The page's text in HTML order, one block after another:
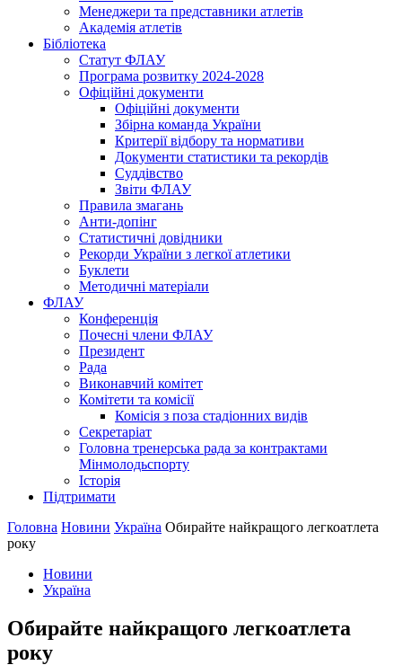
Менеджери та представники атлетів
Академія атлетів
Бібліотека
Статут ФЛАУ
Програма розвитку 2024-2028
Офіційні документи
Офіційні документи
Збірна команда України
Критерії відбору та нормативи
Документи статистики та рекордів
Суддівство
Звіти ФЛАУ
Правила змагань
Анти-допінг
Статистичні довідники
Рекорди України з легкої атлетики
Буклети
Методичні матеріали
ФЛАУ
Конференція
Почесні члени ФЛАУ
Президент
Рада
Виконавчий комітет
Комітети та комісії
Комісія з поза стадіонних видів
Секретаріат
Головна тренерська рада за контрактами
Мінмолодьспорту
Історія
Підтримати
Головна Новини Україна Обирайте найкращого легкоатлета
року
Новини
Україна
Обирайте найкращого легкоатлета
року